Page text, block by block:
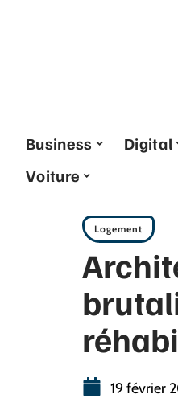
Business Digital
Voiture
Logement
19 février